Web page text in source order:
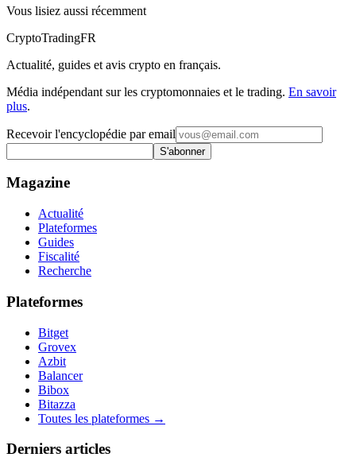
Vous lisiez aussi récemment
CryptoTradingFR
Actualité, guides et avis crypto en français.
Média indépendant sur les cryptomonnaies et le trading. En savoir
plus.
Recevoir l'encyclopédie par email
S'abonner
Magazine
Actualité
Plateformes
Guides
Fiscalité
Recherche
Plateformes
Bitget
Grovex
Azbit
Balancer
Bibox
Bitazza
Toutes les plateformes →
Derniers articles